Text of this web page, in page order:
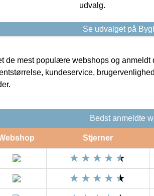
udvalg.
Se udvalget på
de mest populære webshops og anmeldt
kundeservice,
Bedst anmeldte
Stjerner